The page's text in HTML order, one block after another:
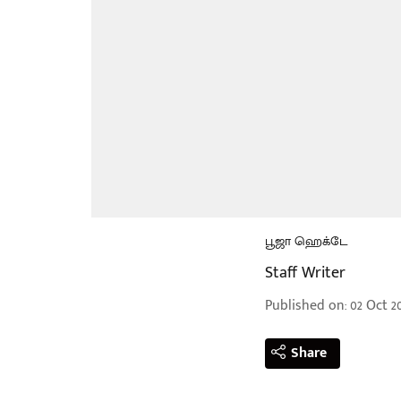
பூஜா ஹெக்டே
Staff Writer
Published on:02 Oct
Share